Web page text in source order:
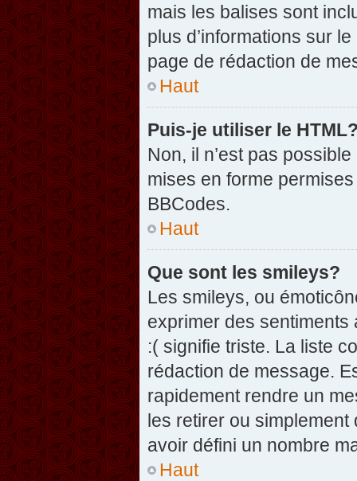
mais les balises sont
plus d’informations sur
page de rédaction de
Haut
Puis-je utiliser le
Non, il n’est pas
mises en forme
BBCodes.
Haut
Que sont les smileys?
Les smileys, ou
exprimer des
:( signifie triste. La liste
rédaction de message.
rapidement rendre un
les retirer ou simplement
avoir défini un nombre
Haut